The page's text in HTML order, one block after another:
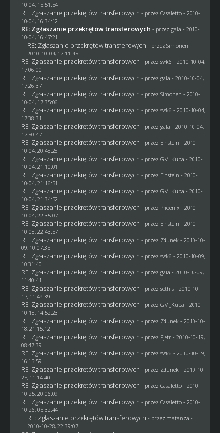
10-04, 15:51:54
RE: Zgłaszanie przekrętów transferowych - przez Casaletto- 2010-
10-04, 16:34:12
RE: Zgłaszanie przekrętów transferowych - przez gala - 2010-
10-04, 16:47:21
RE: Zgłaszanie przekrętów transferowych - przez Simonen -
2010-10-04, 17:11:45
RE: Zgłaszanie przekrętów transferowych - przez swk6 - 2010-10-04,
17:06:00
RE: Zgłaszanie przekrętów transferowych - przez gala - 2010-10-04,
17:26:37
RE: Zgłaszanie przekrętów transferowych - przez Simonen - 2010-
10-04, 17:35:06
RE: Zgłaszanie przekrętów transferowych - przez swk6 - 2010-10-04,
17:38:31
RE: Zgłaszanie przekrętów transferowych - przez gala - 2010-10-04,
17:50:47
RE: Zgłaszanie przekrętów transferowych - przez Einstein - 2010-
10-04, 20:48:28
RE: Zgłaszanie przekrętów transferowych - przez GM_Kuba - 2010-
10-04, 21:10:01
RE: Zgłaszanie przekrętów transferowych - przez Einstein - 2010-
10-04, 21:16:51
RE: Zgłaszanie przekrętów transferowych - przez GM_Kuba - 2010-
10-04, 21:34:52
RE: Zgłaszanie przekrętów transferowych - przez Phoenix- 2010-
10-04, 22:35:07
RE: Zgłaszanie przekrętów transferowych - przez Einstein - 2010-
10-08, 22:43:57
RE: Zgłaszanie przekrętów transferowych - przez Zdunek - 2010-10-
09, 10:07:35
RE: Zgłaszanie przekrętów transferowych - przez swk6 - 2010-10-09,
10:31:40
RE: Zgłaszanie przekrętów transferowych - przez gala - 2010-10-09,
11:40:41
RE: Zgłaszanie przekrętów transferowych - przez sothis- 2010-10-
17, 11:49:39
RE: Zgłaszanie przekrętów transferowych - przez GM_Kuba - 2010-
10-18, 14:52:23
RE: Zgłaszanie przekrętów transferowych - przez Zdunek - 2010-10-
18, 21:15:12
RE: Zgłaszanie przekrętów transferowych - przez Pjetr- 2010-10-19,
08:47:39
RE: Zgłaszanie przekrętów transferowych - przez swk6 - 2010-10-19,
16:15:59
RE: Zgłaszanie przekrętów transferowych - przez Zdunek - 2010-10-
25, 11:14:40
RE: Zgłaszanie przekrętów transferowych - przez Casaletto- 2010-
10-25, 20:06:09
RE: Zgłaszanie przekrętów transferowych - przez Casaletto- 2010-
10-26, 05:32:44
RE: Zgłaszanie przekrętów transferowych - przez matanza -
2010-10-28, 22:39:07